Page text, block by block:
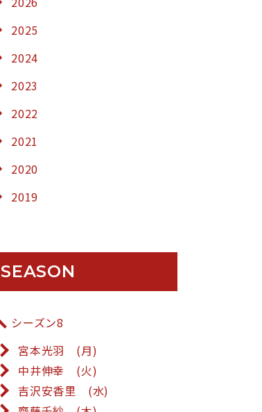
2025
2024
2023
2022
2021
2020
2019
SEASON
シーズン8
宮本光羽 (月)
中井伸幸 (火)
吉沢安香里 (水)